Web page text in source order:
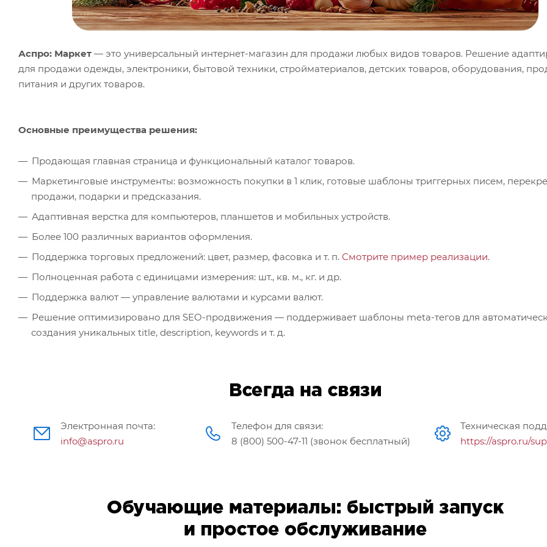
Аспро: Маркет — это универсальный интернет-магазин для продажи любых видов товаров. Решение
для продажи одежды, электроники, бытовой техники, стройматериалов, детских товаров, оборудования,
питания и других товаров.
Основные преимущества решения:
Продающая главная страница и функциональный каталог товаров.
Маркетинговые инструменты: возможность покупки в 1 клик, готовые шаблоны триггерных писем,
продажи, подарки и предсказания.
Адаптивная верстка для компьютеров, планшетов и мобильных устройств.
Более 100 различных вариантов оформления.
Поддержка торговых предложений: цвет, размер, фасовка и т. п. Смотрите пример реализации.
Полноценная работа с единицами измерения: шт., кв. м., кг. и др.
Поддержка валют — управление валютами и курсами валют.
Решение оптимизировано для SEO-продвижения — поддерживает шаблоны meta-тегов для
создания уникальных title, description, keywords и т. д.
Электронная почта:
info@aspro.ru
Телефон для связи:
8 (800) 500-47-11 (звонок бесплатный)
Техническая
https://aspro.ru/